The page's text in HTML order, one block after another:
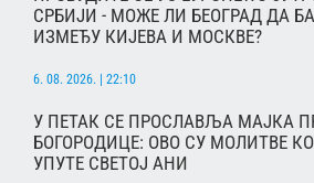
СРБИЈИ - МОЖЕ ЛИ БЕОГРАД ДА
ИЗМЕЂУ КИЈЕВА И МОСКВЕ?
6. 08. 2026. | 22:10
У ПЕТАК СЕ ПРОСЛАВЉА МАЈКА
БОГОРОДИЦЕ: ОВО СУ МОЛИТВЕ
УПУТЕ СВЕТОЈ АНИ